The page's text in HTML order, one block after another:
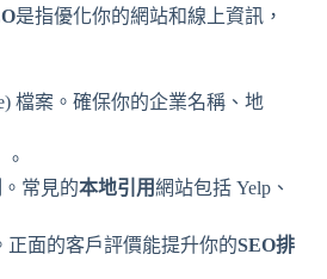
是指優化你的網站和線上資訊，
檔案。確保你的企業名稱、地
。常見的本地引用網站包括 Yelp、
面的客戶評價能提升你的SEO排